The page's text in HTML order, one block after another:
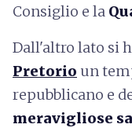
Consiglio e la
Dall'altro lato si
Pretorio un
repubblicano e
meravigliose